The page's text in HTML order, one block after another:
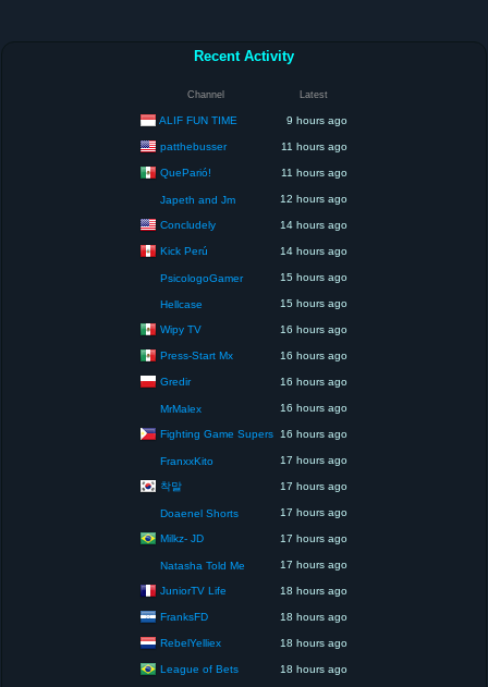
Recent Activity
Channel Latest
ALIF FUN TIME 9 hours ago
patthebusser 11 hours ago
QueParió! 11 hours ago
Japeth and Jm 12 hours ago
Concludely 14 hours ago
Kick Perú 14 hours ago
PsicologoGamer 15 hours ago
Hellcase 15 hours ago
Wipy TV 16 hours ago
Press-Start Mx 16 hours ago
Gredir 16 hours ago
MrMalex 16 hours ago
Fighting Game Supers 16 hours ago
FranxxKito 17 hours ago
착말 17 hours ago
Doaenel Shorts 17 hours ago
Milkz- JD 17 hours ago
Natasha Told Me 17 hours ago
JuniorTV Life 18 hours ago
FranksFD 18 hours ago
RebelYelliex 18 hours ago
League of Bets 18 hours ago